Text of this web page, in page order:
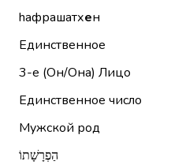
hафрашатхен
Единственное
3-е (Он/Она) Лицо
Единственное число
Мужской род
הַפְרָשָׁתוֹ